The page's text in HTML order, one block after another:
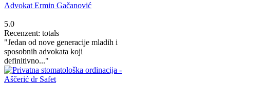
Advokat Ermin Gačanović
5.0
Recenzent: totals
"Jedan od nove generacije mladih i
sposobnih advokata koji
definitivno..."